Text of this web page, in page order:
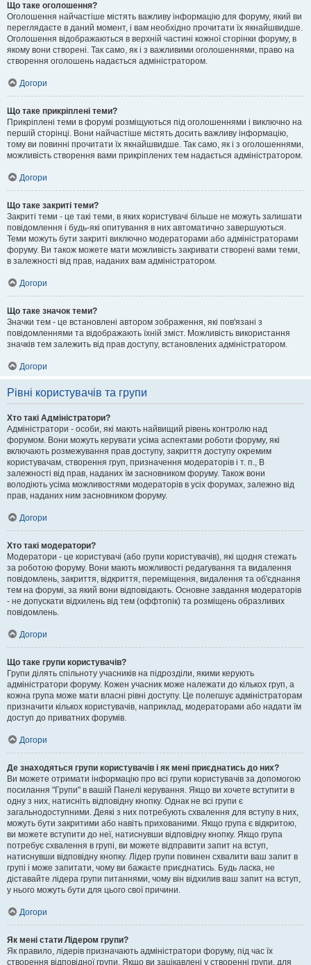
Що таке оголошення?
Оголошення найчастіше містять важливу інформацію для форуму, який ви
переглядаєте в даний момент, і вам необхідно прочитати їх якнайшвидше.
Оголошення відображаються в верхній частині кожної сторінки форуму, в
якому вони створені. Так само, як і з важливими оголошеннями, право на
створення оголошень надається адміністратором.
Догори
Що таке прикріплені теми?
Прикріплені теми в форумі розміщуються під оголошеннями і виключно на
першій сторінці. Вони найчастіше містять досить важливу інформацію,
тому ви повинні прочитати їх якнайшвидше. Так само, як і з оголошеннями,
можливість створення вами прикріплених тем надається адміністратором.
Догори
Що таке закриті теми?
Закриті теми - це такі теми, в яких користувачі більше не можуть залишати
повідомлення і будь-які опитування в них автоматично завершуються.
Теми можуть бути закриті виключно модераторами або адміністраторами
форуму. Ви також можете мати можливість закривати створені вами теми,
в залежності від прав, наданих вам адміністратором.
Догори
Що таке значок теми?
Значки тем - це встановлені автором зображення, які пов'язані з
повідомленнями та відображають їхній зміст. Можливість використання
значків тем залежить від прав доступу, встановлених адміністратором.
Догори
Рівні користувачів та групи
Хто такі Адміністратори?
Адміністратори - особи, які мають найвищий рівень контролю над
форумом. Вони можуть керувати усіма аспектами роботи форуму, які
включають розмежування прав доступу, закриття доступу окремим
користувачам, створення груп, призначення модераторів і т. п., В
залежності від прав, наданих їм засновником форуму. Також вони
володіють усіма можливостями модераторів в усіх форумах, залежно від
прав, наданих ним засновником форуму.
Догори
Хто такі модератори?
Модератори - це користувачі (або групи користувачів), які щодня стежать
за роботою форуму. Вони мають можливості редагування та видалення
повідомлень, закриття, відкриття, переміщення, видалення та об'єднання
тем на форумі, за який вони відповідають. Основне завдання модераторів
- не допускати відхилень від тем (оффтопік) та розміщень образливих
повідомлень.
Догори
Що таке групи користувачів?
Групи ділять спільноту учасників на підрозділи, якими керують
адміністратори форуму. Кожен учасник може належати до кількох груп, а
кожна група може мати власні рівні доступу. Це полегшує адміністраторам
призначити кількох користувачів, наприклад, модераторами або надати їм
доступ до приватних форумів.
Догори
Де знаходяться групи користувачів і як мені приєднатись до них?
Ви можете отримати інформацію про всі групи користувачів за допомогою
посилання "Групи" в вашій Панелі керування. Якщо ви хочете вступити в
одну з них, натисніть відповідну кнопку. Однак не всі групи є
загальнодоступними. Деякі з них потребують схвалення для вступу в них,
можуть бути закритими або навіть прихованими. Якщо група є відкритою,
ви можете вступити до неї, натиснувши відповідну кнопку. Якщо група
потребує схвалення в групі, ви можете відправити запит на вступ,
натиснувши відповідну кнопку. Лідер групи повинен схвалити ваш запит в
групі і може запитати, чому ви бажаєте приєднатись. Будь ласка, не
діставайте лідера групи питаннями, чому він відхилив ваш запит на вступ,
у нього можуть бути для цього свої причини.
Догори
Як мені стати Лідером групи?
Як правило, лідерів призначають адміністратори форуму, під час їх
створення відповідної групи. Якщо ви зацікавлені у створенні групи, для